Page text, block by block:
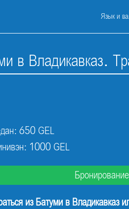
Язык и
в Владикавказ.
650 GEL
1000 GEL
Бронирование
из Батуми в Владикавказ